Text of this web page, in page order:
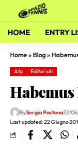
HOME ENTRY
Home» Blog»
Atp Editoriali
Last updated: 22 Giugno
BySergio Pastena22/